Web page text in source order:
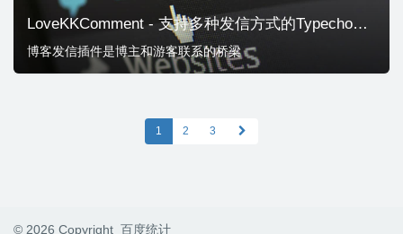
LoveKKComment - 支持多种发信方式的Typecho评论邮件插件
博客发信插件是博主和游客联系的桥梁
1 2 3
© 2026 Copyright 百度统计